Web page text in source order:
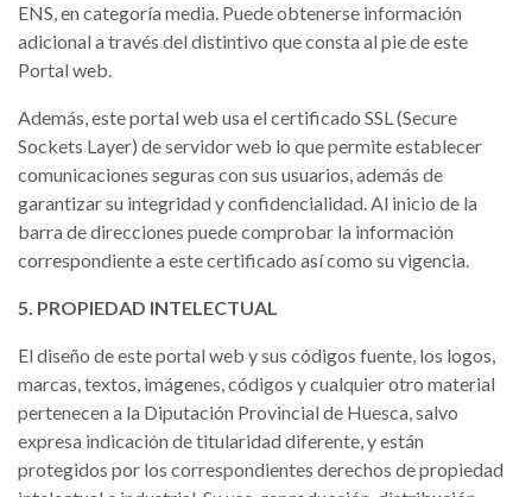
ENS, en categoría media. Puede obtenerse información
adicional a través del distintivo que consta al pie de este
Portal web.
Además, este portal web usa el certificado SSL (Secure
Sockets Layer) de servidor web lo que permite establecer
comunicaciones seguras con sus usuarios, además de
garantizar su integridad y confidencialidad. Al inicio de la
barra de direcciones puede comprobar la información
correspondiente a este certificado así como su vigencia.
5. PROPIEDAD INTELECTUAL
El diseño de este portal web y sus códigos fuente, los logos,
marcas, textos, imágenes, códigos y cualquier otro material
pertenecen a la Diputación Provincial de Huesca, salvo
expresa indicación de titularidad diferente, y están
protegidos por los correspondientes derechos de propiedad